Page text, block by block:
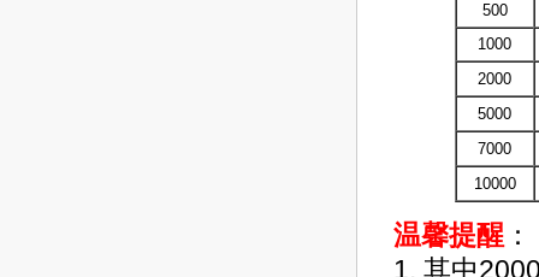
500
1000
2000
5000
7000
10000
温馨提醒 ：
1. 其中